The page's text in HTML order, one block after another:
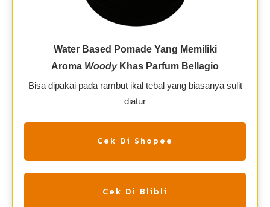
Water Based Pomade Yang Memiliki
Aroma WoodyKhas Parfum Bellagio
Bisa dipakai pada rambut ikal tebal yang biasanya sulit
diatur
Cek Di Shopee
Cek Di Blibli